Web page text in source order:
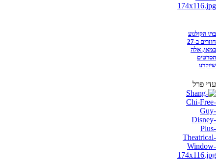
בתי הקולנוע
חוזרים ב-27
במאי, אלה
הסרטים
שיוקרנו
עדי פרל